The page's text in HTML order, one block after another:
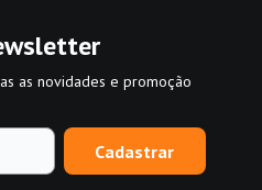
as novidades e promoção
Cadastrar